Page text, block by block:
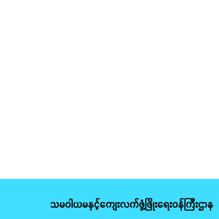
သမဝါယမနှင့်ကျေးလက်ဖွံ့ဖြိုးရေးဝန်ကြီးဌာန